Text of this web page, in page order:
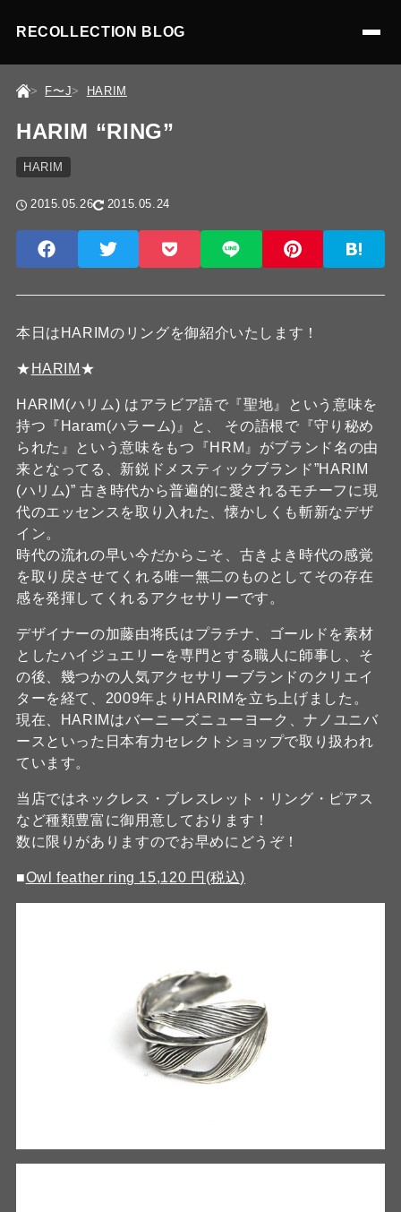
RECOLLECTION BLOG
F〜J HARIM
HARIM “RING”
HARIM
2015.05.26 2015.05.24
本日はHARIMのリングを御紹介いたします！
★ HARIM ★
HARIM(ハリム) はアラビア語で『聖地』という意味を
持つ『Haram(ハラーム)』と、 その語根で『守り秘め
られた』という意味をもつ『HRM』がブランド名の由
来となってる、新鋭ドメスティックブランド”HARIM
(ハリム)” 古き時代から普遍的に愛されるモチーフに現
代のエッセンスを取り入れた、懐かしくも斬新なデザ
イン。
時代の流れの早い今だからこそ、古きよき時代の感覚
を取り戻させてくれる唯一無二のものとしてその存在
感を発揮してくれるアクセサリーです。
デザイナーの加藤由将氏はプラチナ、ゴールドを素材
としたハイジュエリーを専門とする職人に師事し、そ
の後、幾つかの人気アクセサリーブランドのクリエイ
ターを経て、2009年よりHARIMを立ち上げました。
現在、HARIMはバーニーズニューヨーク、ナノユニバ
ースといった日本有力セレクトショップで取り扱われ
ています。
当店ではネックレス・ブレスレット・リング・ピアス
など種類豊富に御用意しております！
数に限りがありますのでお早めにどうぞ！
■Owl feather ring 15,120 円(税込)